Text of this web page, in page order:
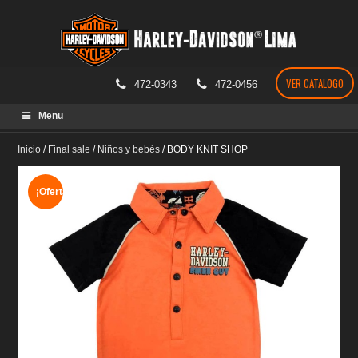
472-0343 472-0456 VER CATALOGO
Menu
Inicio / Final sale / Niños y bebés / BODY KNIT SHOP
¡Oferta!